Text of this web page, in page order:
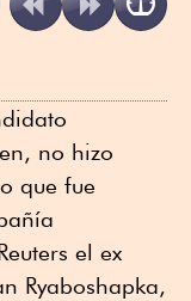
no hizo
que fue
el ex
Ryaboshapka,